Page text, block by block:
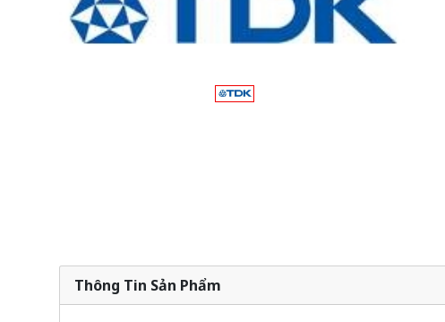
Thông Tin Sản Phẩm